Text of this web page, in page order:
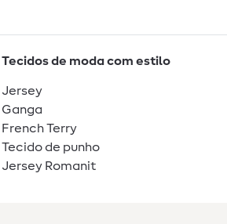
Tecidos de moda com estilo
Jersey
Ganga
French Terry
Tecido de punho
Jersey Romanit